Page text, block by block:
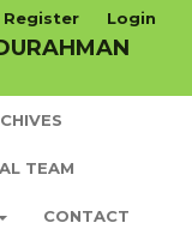
TEAM
CONTACT
Register Login